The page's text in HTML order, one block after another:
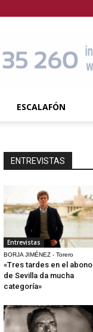
ESCALAFÓN
ENTREVISTAS
Entrevistas
BORJA JIMÉNEZ - Torero
«Tres tardes en el abono
de Sevilla da mucha
categoría»